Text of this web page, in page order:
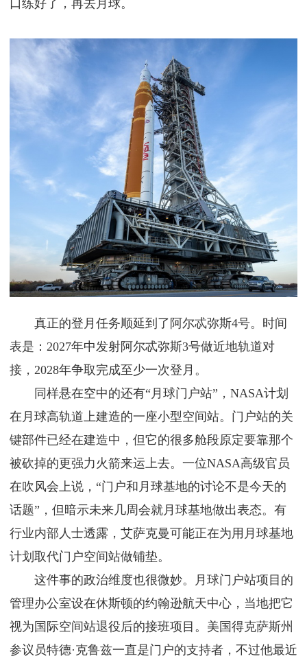
口练好了，再去月球。
真正的登月任务顺延到了阿尔忒弥斯4号。时间
表是：2027年中发射阿尔忒弥斯3号做近地轨道对
接，2028年争取完成至少一次登月。
同样悬在空中的还有“月球门户站”，NASA计划
在月球高轨道上建造的一座小型空间站。门户站的关
键部件已经在建造中，但它的很多舱段原定要靠那个
被砍掉的更强力火箭来运上去。一位NASA高级官员
在吹风会上说，“门户和月球基地的讨论不是今天的
话题”，但暗示未来几周会就月球基地做出表态。有
行业内部人士透露，艾萨克曼可能正在为用月球基地
计划取代门户空间站做铺垫。
这件事的政治维度也很微妙。月球门户站项目的
管理办公室设在休斯顿的约翰逊航天中心，当地把它
视为国际空间站退役后的接班项目。美国得克萨斯州
参议员特德·克鲁兹一直是门户的支持者，不过他最近